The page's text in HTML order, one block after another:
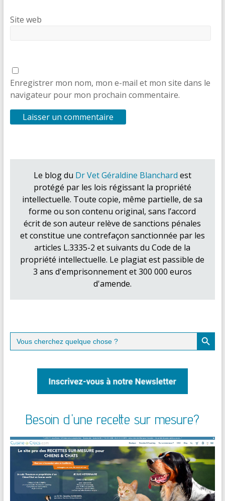
Site web
Enregistrer mon nom, mon e-mail et mon site dans le
navigateur pour mon prochain commentaire.
Le blog du Dr Vet Géraldine Blanchard est
protégé par les lois régissant la propriété
intellectuelle. Toute copie, même partielle, de sa
forme ou son contenu original, sans l’accord
écrit de son auteur relève de sanctions pénales
et constitue une contrefaçon sanctionnée par les
articles L.3335-2 et suivants du Code de la
propriété intellectuelle. Le plagiat est passible de
3 ans d'emprisonnement et 300 000 euros
d'amende.
Search
for:
Search Button
Besoin d'une recette sur mesure?